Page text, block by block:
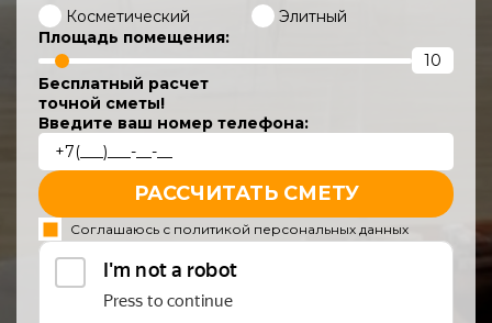
Косметический
Элитный
Площадь помещения:
Бесплатный расчет
точной сметы!
Введите ваш номер телефона:
РАССЧИТАТЬ СМЕТУ
Соглашаюсь с политикой персональных данных